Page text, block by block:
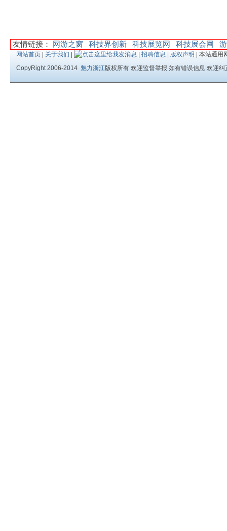
友情链接： 网游之窗 科技界创新 科技展览网 科技展会网
网站首页 关于我们 招聘信息 版权声明
| 本站通用
CopyRight 2006-2014 魅力浙江版权所有 欢迎监督举报 如有错误信息 欢迎纠